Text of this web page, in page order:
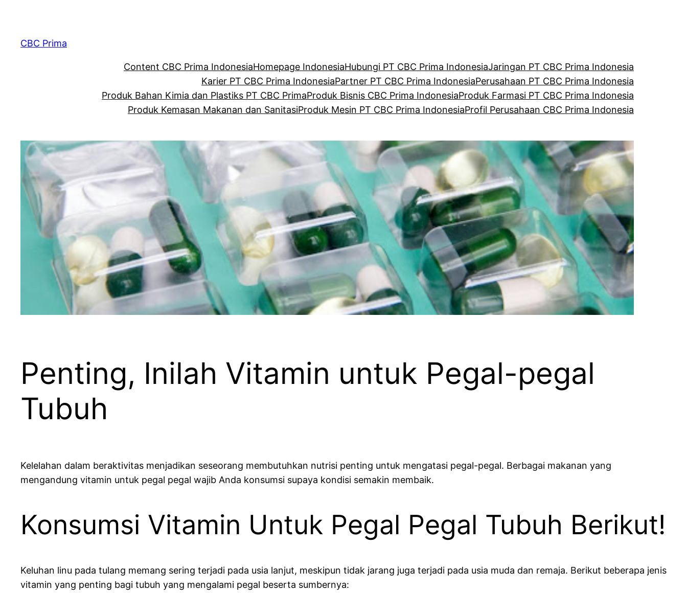
CBC Prima
Content CBC Prima IndonesiaHomepage IndonesiaHubungi PT CBC Prima IndonesiaJaringan PT CBC Prima Indonesia
Karier PT CBC Prima IndonesiaPartner PT CBC Prima IndonesiaPerusahaan PT CBC Prima Indonesia
Produk Bahan Kimia dan Plastiks PT CBC PrimaProduk Bisnis CBC Prima IndonesiaProduk Farmasi PT CBC Prima Indonesia
Produk Kemasan Makanan dan SanitasiProduk Mesin PT CBC Prima IndonesiaProfil Perusahaan CBC Prima Indonesia
Penting, Inilah Vitamin untuk Pegal-pegal
Tubuh
Kelelahan dalam beraktivitas menjadikan seseorang membutuhkan nutrisi penting untuk mengatasi pegal-pegal. Berbagai makanan yang
mengandung vitamin untuk pegal pegal wajib Anda konsumsi supaya kondisi semakin membaik.
Konsumsi Vitamin Untuk Pegal Pegal Tubuh Berikut!
Keluhan linu pada tulang memang sering terjadi pada usia lanjut, meskipun tidak jarang juga terjadi pada usia muda dan remaja. Berikut beberapa jenis
vitamin yang penting bagi tubuh yang mengalami pegal beserta sumbernya: